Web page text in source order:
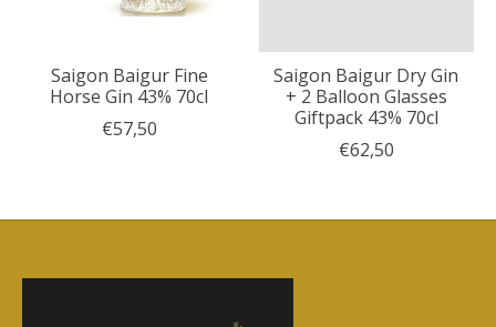
Saigon Baigur Fine
Horse Gin 43% 70cl
€57,50
Saigon Baigur Dry Gin
+ 2 Balloon Glasses
Giftpack 43% 70cl
€62,50